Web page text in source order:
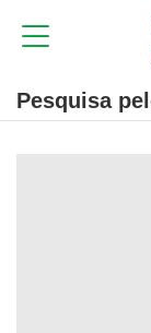
Pesquisa